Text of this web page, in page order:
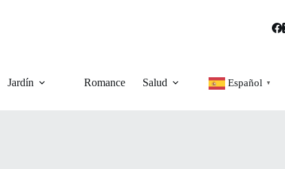
Jardín Romance Salud Español ▼